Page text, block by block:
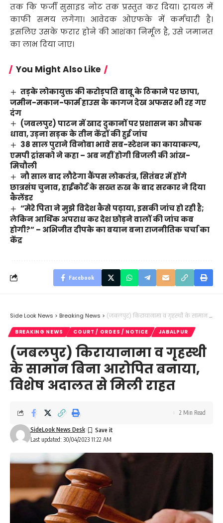
तक कि फर्जी सुसाइड नोट तक प्रस्तुत कर दिया। ट्रायल में
काफी समय लगेगा। आवेदक ओएफके में कर्मचारी है।
इसलिए उसके फरार होने की आशंका निर्मूल है, उसे जमानत
का लाभ दिया जाए।
You Might Also Like
तड़के लोकायुक्त की करोड़पति बाबू के ठिकाने पर छापा,
जमीन-मकान-फार्म हाउस के कागज देख अफसर भी रह गए
दंग
(जबलपुर) पाटन में खाद दुकानों पर प्रशासन का औचक
धावा, उड़ना सड़क के तीन केंद्रों की हुई जांच
38 साल पुराने विनोबा भावे सब-स्टेशन का कायाकल्प,
एमपी ट्रांसको ने कहा – अब नहीं होगी बिजली की आंख-
मिचौली
नौ साल बाद लौटेगा कैंपस लोकतंत्र, सितंबर में होंगे
छात्रसंघ चुनाव, हाईकोर्ट के सख्त रुख के बाद सरकार ने दिया
कैलेंडर
“मेरे पिता ने मुझे विदेश कैसे पढ़ाया, इसकी जांच हो रही है;
लेकिन आर्थिक अपराध कर देश छोड़ने वालों की जांच कब
होगी?” – अभिजीत दीपके का बयान बना राजनीतिक चर्चा का
केंद्र
Facebook
Side Look News > Breaking News > (जबलपुर) किरायानामा व गृहस्थी के सामान बिना आरोपित बनाया, विशेष अदालत से मिली राहत
BREAKING NEWS COURT / ORDES / NOTICE JABALPUR
(जबलपुर) किरायानामा व गृहस्थी
के सामान बिना आरोपित बनाया,
विशेष अदालत से मिली राहत
Last updated: 30/04/2023 11:22 AM
SideLook News Desk
2 Min Read